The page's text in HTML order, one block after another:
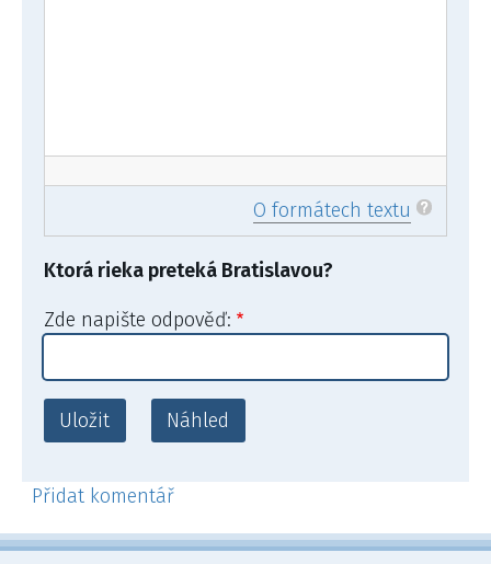
O formátech textu
Ktorá rieka preteká Bratislavou?
Zde napište odpověď:
Přidat komentář